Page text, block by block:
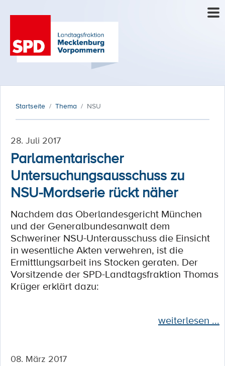
Startseite Thema NSU
28. Juli 2017
Parlamentarischer
Untersuchungsausschuss zu
NSU-Mordserie rückt näher
Nachdem das Oberlandesgericht München
und der Generalbundesanwalt dem
Schweriner NSU-Unterausschuss die Einsicht
in wesentliche Akten verwehren, ist die
Ermittlungsarbeit ins Stocken geraten. Der
Vorsitzende der SPD-Landtagsfraktion Thomas
Krüger erklärt dazu:
weiterlesen ...
08. März 2017